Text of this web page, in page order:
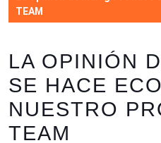
TEAM
LA OPINIÓN
SE HACE
NUESTRO
TEAM